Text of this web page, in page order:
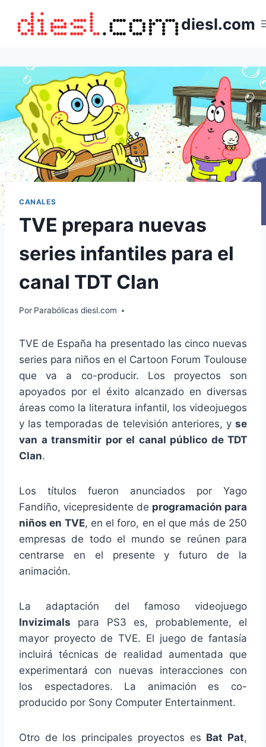
contenido
diesl.com
CANALES
TVE prepara nuevas
series infantiles para el
canal TDT Clan
Por Parabólicas diesl.com
TVE de España ha presentado las cinco nuevas
series para niños en el Cartoon Forum Toulouse
que va a co-producir. Los proyectos son
apoyados por el éxito alcanzado en diversas
áreas como la literatura infantil, los videojuegos
y las temporadas de televisión anteriores, y se
van a transmitir por el canal público de TDT
Clan.
Los títulos fueron anunciados por Yago
Fandiño, vicepresidente de programación para
niños en TVE, en el foro, en el que más de 250
empresas de todo el mundo se reúnen para
centrarse en el presente y futuro de la
animación.
La adaptación del famoso videojuego
Invizimals para PS3 es, probablemente, el
mayor proyecto de TVE. El juego de fantasía
incluirá técnicas de realidad aumentada que
experimentará con nuevas interacciones con
los espectadores. La animación es co-
producido por Sony Computer Entertainment.
Otro de los principales proyectos es Bat Pat,